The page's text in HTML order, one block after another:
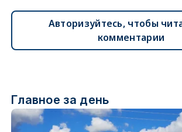
Авторизуйтесь, чтобы
комментарии
Главное за день